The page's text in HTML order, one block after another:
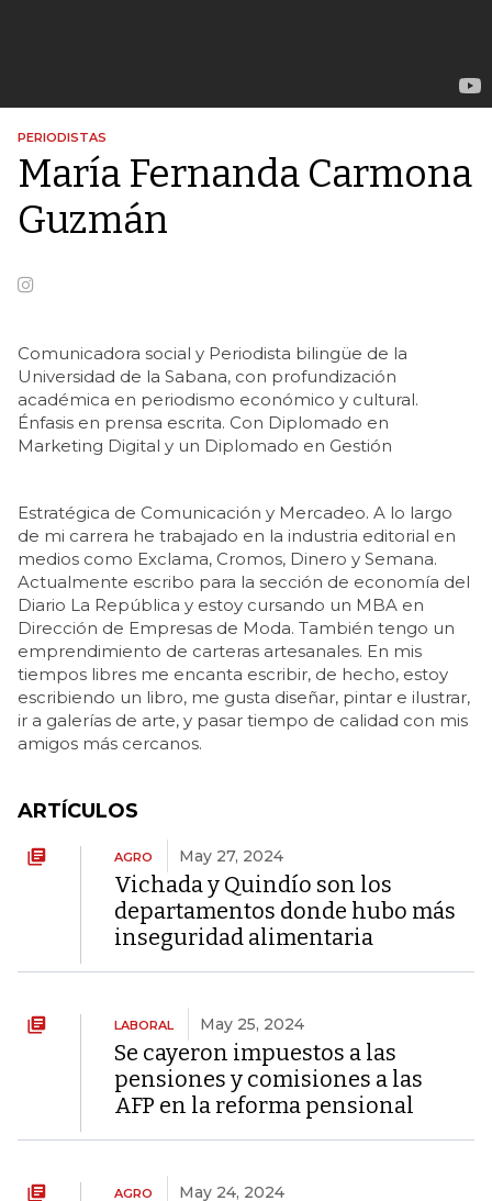
PERIODISTAS
María Fernanda Carmona
Guzmán
Comunicadora social y Periodista bilingüe de la
Universidad de la Sabana, con profundización
académica en periodismo económico y cultural.
Énfasis en prensa escrita. Con Diplomado en
Marketing Digital y un Diplomado en Gestión
Estratégica de Comunicación y Mercadeo. A lo largo
de mi carrera he trabajado en la industria editorial en
medios como Exclama, Cromos, Dinero y Semana.
Actualmente escribo para la sección de economía del
Diario La República y estoy cursando un MBA en
Dirección de Empresas de Moda. También tengo un
emprendimiento de carteras artesanales. En mis
tiempos libres me encanta escribir, de hecho, estoy
escribiendo un libro, me gusta diseñar, pintar e ilustrar,
ir a galerías de arte, y pasar tiempo de calidad con mis
amigos más cercanos.
ARTÍCULOS
AGRO May 27, 2024
Vichada y Quindío son los
departamentos donde hubo más
inseguridad alimentaria
LABORAL May 25, 2024
Se cayeron impuestos a las
pensiones y comisiones a las
AFP en la reforma pensional
AGRO May 24, 2024